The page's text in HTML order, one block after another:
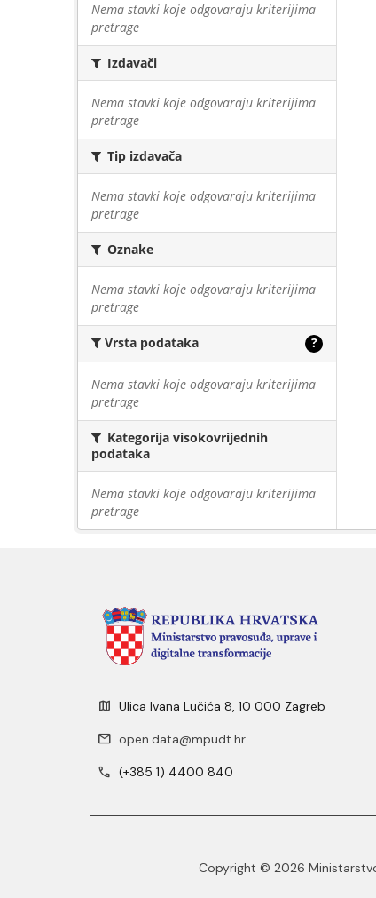
Nema stavki koje odgovaraju kriterijima
pretrage
Izdavači
Nema stavki koje odgovaraju kriterijima
pretrage
Tip izdavača
Nema stavki koje odgovaraju kriterijima
pretrage
Oznake
Nema stavki koje odgovaraju kriterijima
pretrage
Vrsta podataka ?
Nema stavki koje odgovaraju kriterijima
pretrage
Kategorija visokovrijednih
podataka
Nema stavki koje odgovaraju kriterijima
pretrage